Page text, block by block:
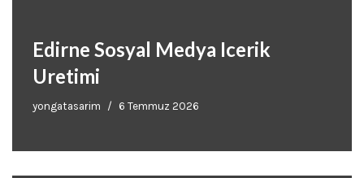
Edirne Sosyal Medya Icerik
Uretimi
yongatasarim 6 Temmuz 2026